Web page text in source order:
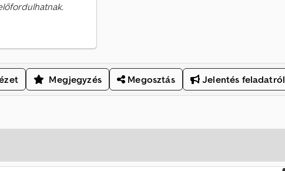
Megjegyzés Megosztás Jelentés feladatról